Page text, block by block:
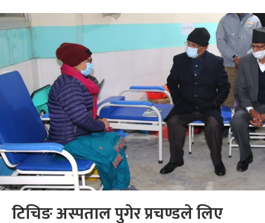
टिचिङ अस्पताल पुगेर प्रचण्डले लिए